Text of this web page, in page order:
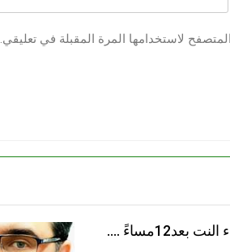
لاستخدامها المرة المقبلة في تعليقي.
….